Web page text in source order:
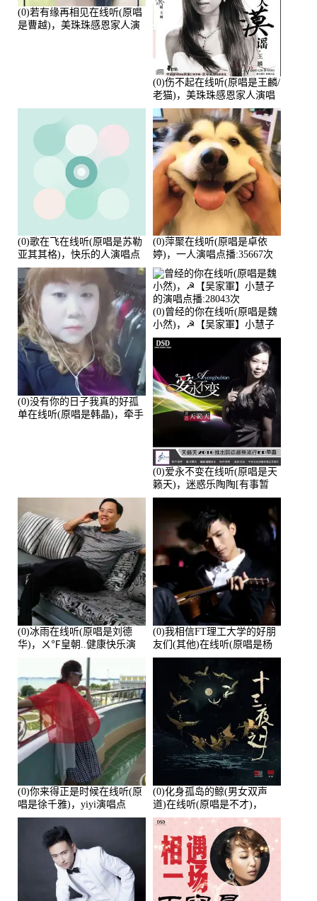
(0)若有缘再相见在线听(原唱
是曹越)，美珠珠感恩家人演
(0)伤不起在线听(原唱是王麟/
老猫)，美珠珠感恩家人演唱
点播:80218次
(0)歌在飞在线听(原唱是苏勒
亚其其格)，快乐的人演唱点
播:36次
(0)萍聚在线听(原唱是卓依
婷)，一人演唱点播:35667次
(0)没有你的日子我真的好孤
单在线听(原唱是韩晶)，牵手
(0)曾经的你在线听(原唱是魏
小然)，☭【吴家軍】小慧子
的演唱点播:28043次
(0)爱永不变在线听(原唱是天
籁天)，迷惑乐陶陶[有事暂
离]演唱点播:27678次
(0)冰雨在线听(原唱是刘德
华)，ㄨ℉皇朝..健康快乐演
唱点播:26643次
(0)我相信FT理工大学的好朋
友们(其他)在线听(原唱是杨
培安)，老乔演唱点播:23714
(0)你来得正是时候在线听(原
唱是徐千雅)，yiyi演唱点
播:21991次
(0)化身孤岛的鲸(男女双声
道)在线听(原唱是不才)，
HGBai演唱点播:19428次